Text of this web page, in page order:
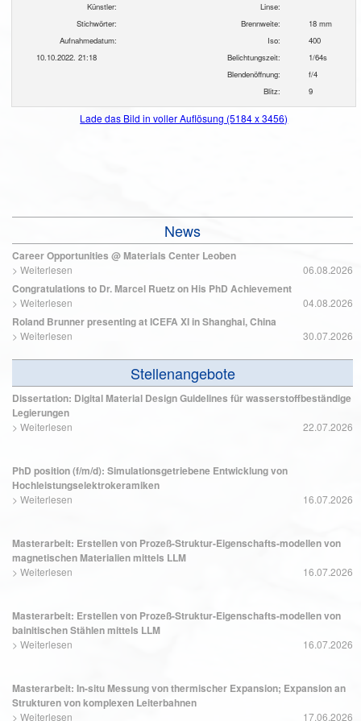
Künstler:
Stichwörter:
Aufnahmedatum:
10.10.2022. 21:18
Linse:
Brennweite:
18 mm
Iso:
400
Belichtungszeit:
1/64s
Blendenöffnung:
f/4
Blitz:
9
Lade das Bild in voller Auflösung (5184 x 3456)
News
Career Opportunities @ Materials Center Leoben
> Weiterlesen 06.08.2026
Congratulations to Dr. Marcel Ruetz on His PhD Achievement
> Weiterlesen 04.08.2026
Roland Brunner presenting at ICEFA XI in Shanghai, China
> Weiterlesen 30.07.2026
Stellenangebote
Dissertation: Digital Material Design Guidelines für wasserstoffbeständige
Legierungen
> Weiterlesen 22.07.2026
PhD position (f/m/d): Simulationsgetriebene Entwicklung von
Hochleistungselektrokeramiken
> Weiterlesen 16.07.2026
Masterarbeit: Erstellen von Prozeß-Struktur-Eigenschafts-modellen von
magnetischen Materialien mittels LLM
> Weiterlesen 16.07.2026
Masterarbeit: Erstellen von Prozeß-Struktur-Eigenschafts-modellen von
bainitischen Stählen mittels LLM
> Weiterlesen 16.07.2026
Masterarbeit: In-situ Messung von thermischer Expansion; Expansion an
Strukturen von komplexen Leiterbahnen
> Weiterlesen 17.06.2026